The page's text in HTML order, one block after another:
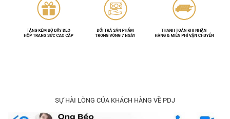
SỰ HÀI LÒNG CỦA KHÁCH HÀNG VỀ PDJ